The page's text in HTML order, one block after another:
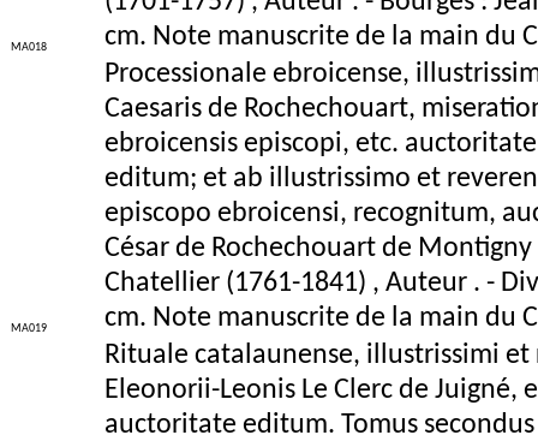
MA018
cm. Note manuscrite de la main du
MA019
Processionale ebroicense,
Caesaris de Rochechouart,
ebroicensis episcopi, etc.
editum; et ab illustrissimo et
episcopo ebroicensi, recognitum,
César de Rochechouart de
Chatellier (1761-1841) , Auteur . -
cm. Note manuscrite de la main du
Rituale catalaunense, illustrissimi
Eleonorii-Leonis Le Clerc de Juigné,
auctoritate editum. Tomus